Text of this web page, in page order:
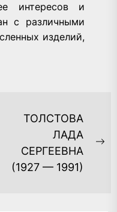
интересов и
с различными
изделий,
ТОЛСТОВА
ЛАДА
СЕРГЕЕВНА
(1927 — 1991)